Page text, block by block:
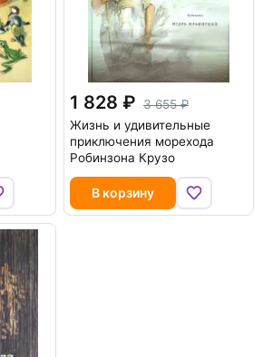
1 828
3 655
Жизнь и удивительные
приключения морехода
Робинзона Крузо
В корзину